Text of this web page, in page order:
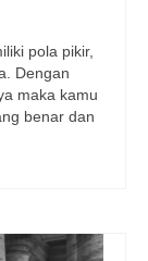
pola pikir,
Dengan
maka kamu
benar dan